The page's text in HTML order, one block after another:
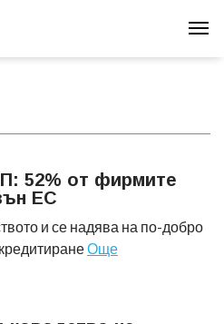
52% от фирмите
ЕС
и се надява на по-добро
Още